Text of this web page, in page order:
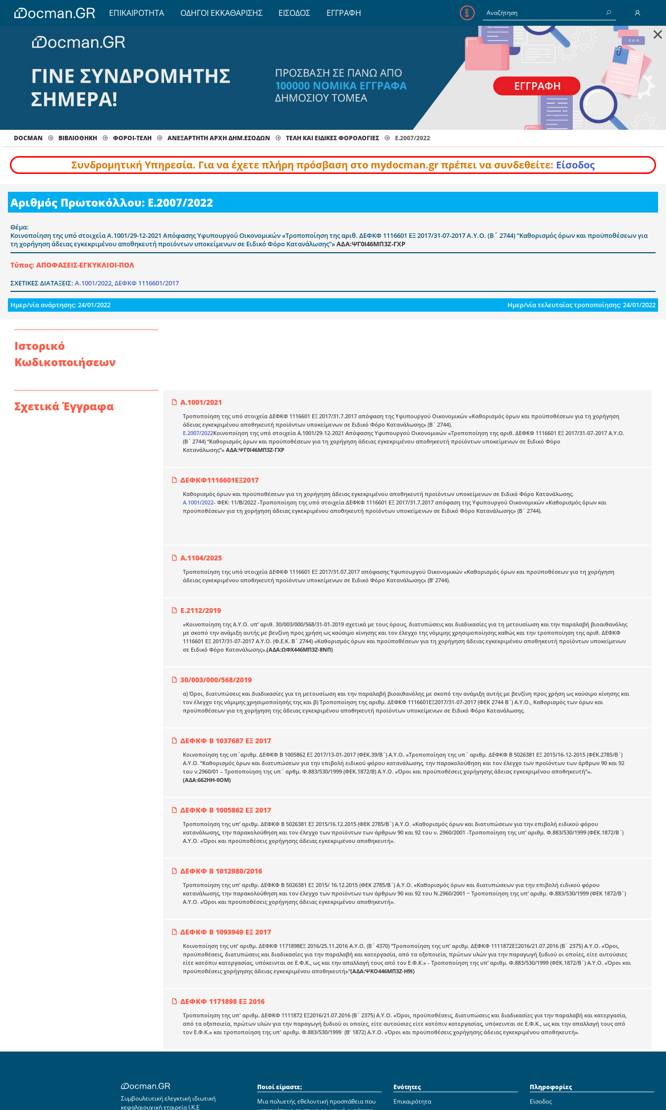
ΕΠΙΚΑΙΡΟΤΗΤΑ ΟΔΗΓΟΙ ΕΚΚΑΘΑΡΙΣΗΣ ΕΙΣΟΔΟΣ ΕΓΓΡΑΦΗ
E-Mail
Κωδικός
Να με θυμάσαι
×
DOCMAN ΒΙΒΛΙΟΘΗΚΗ ΦΟΡΟΙ-ΤΕΛΗ ΑΝΕΞΑΡΤΗΤΗ ΑΡΧΗ ΔΗΜ.ΕΣΟΔΩΝ ΤΈΛΗ ΚΑΙ ΕΙΔΙΚΈΣ ΦΟΡΟΛΟΓΊΕΣ Ε.2007/2022
Συνδρομητική Υπηρεσία. Για να έχετε πλήρη πρόσβαση στο mydocman.gr πρέπει να συνδεθείτε: Είσοδος
Αριθμός Πρωτοκόλλου: Ε.2007/2022
Θέμα:
Κοινοποίηση της υπό στοιχεία Α.1001/29-12-2021 Απόφασης Υφυπουργού Οικονομικών «Τροποποίηση της αριθ. ΔΕΦΚΦ 1116601 ΕΞ 2017/31-07-2017 Α.Υ.Ο. (Β΄ 2744) “Καθορισμός όρων και προϋποθέσεων για
τη χορήγηση άδειας εγκεκριμένου αποθηκευτή προϊόντων υποκείμενων σε Ειδικό Φόρο Κατανάλωσης”»ΑΔΑ:ΨΓ0Ι46ΜΠ3Ζ-ΓΧΡ
Τύπος: ΑΠΟΦΑΣΕΙΣ-ΕΓΚΥΚΛΙΟΙ-ΠΟΛ
ΣΧΕΤΙΚΕΣ ΔΙΑΤΑΞΕΙΣ: Α.1001/2022 ΔΕΦΚΦ 1116601/2017
Ημερ/νία ανάρτησης: 24/01/2022 Ημερ/νία τελευταίας τροποποίησης: 24/01/2022
Ιστορικό
Κωδικοποιήσεων
Σχετικά Έγγραφα Α.1001/2021
Τροποποίηση της υπό στοιχεία ΔΕΦΚΦ 1116601 ΕΞ 2017/31.7.2017 απόφαση της Υφυπουργού Οικονομικών «Καθορισμός όρων και προϋποθέσεων για τη χορήγηση
άδειας εγκεκριμένου αποθηκευτή προϊόντων υποκείμενων σε Ειδικό Φόρο Κατανάλωσης» (Β΄ 2744).
Ε.2007/2022Κοινοποίηση της υπό στοιχεία Α.1001/29-12-2021 Απόφασης Υφυπουργού Οικονομικών «Τροποποίηση της αριθ. ΔΕΦΚΦ 1116601 ΕΞ 2017/31-07-2017 Α.Υ.Ο.
(Β΄ 2744) “Καθορισμός όρων και προϋποθέσεων για τη χορήγηση άδειας εγκεκριμένου αποθηκευτή προϊόντων υποκείμενων σε Ειδικό Φόρο
Κατανάλωσης”» ΑΔΑ:ΨΓ0Ι46ΜΠ3Ζ-ΓΧΡ
ΔΕΦΚΦ1116601ΕΞ2017
Καθορισμός όρων και προϋποθέσεων για τη χορήγηση άδειας εγκεκριμένου αποθηκευτή προϊόντων υποκείμενων σε Ειδικό Φόρο Κατανάλωσης.
Α.1001/2022- ΦΕΚ: 11/Β/2022 -Τροποποίηση της υπό στοιχεία ΔΕΦΚΦ 1116601 ΕΞ 2017/31.7.2017 απόφαση της Υφυπουργού Οικονομικών «Καθορισμός όρων και
προϋποθέσεων για τη χορήγηση άδειας εγκεκριμένου αποθηκευτή προϊόντων υποκείμενων σε Ειδικό Φόρο Κατανάλωσης» (Β΄ 2744).
Α.1104/2025
Τροποποίηση της υπό στοιχεία ΔΕΦΚΦ 1116601 ΕΞ 2017/31.07.2017 απόφασης Υφυπουργού Οικονομικών «Καθορισμός όρων και προϋποθέσεων για τη χορήγηση
άδειας εγκεκριμένου αποθηκευτή προϊόντων υποκείμενων σε Ειδικό Φόρο Κατανάλωσης» (Β’ 2744).
Ε.2112/2019
«Κοινοποίηση της Α.Υ.Ο. υπ’ αριθ. 30/003/000/568/31-01-2019 σχετικά με τους όρους, διατυπώσεις και διαδικασίες για τη μετουσίωση και την παραλαβή βιοαιθανόλης
με σκοπό την ανάμιξη αυτής με βενζίνη προς χρήση ως καύσιμο κίνησης και τον έλεγχο της νόμιμης χρησιμοποίησης καθώς και την τροποποίηση της αριθ. ΔΕΦΚΦ
1116601 ΕΞ 2017/31-07-2017 Α.Υ.Ο. (Φ.Ε.Κ. Β΄ 2744) «Καθορισμός όρων και προϋποθέσεων για τη χορήγηση άδειας εγκεκριμένου αποθηκευτή προϊόντων υποκείμενων
σε Ειδικό Φόρο Κατανάλωσης».(ΑΔΑ:ΩΦΧ446ΜΠ3Ζ-8ΝΠ)
30/003/000/568/2019
α) Όροι, διατυπώσεις και διαδικασίες για τη μετουσίωση και την παραλαβή βιοαιθανόλης με σκοπό την ανάμιξη αυτής με βενζίνη προς χρήση ως καύσιμο κίνησης και
τον έλεγχο της νόμιμης χρησιμοποίησής της και β) Τροποποίηση της αριθμ. ΔΕΦΚΦ 1116601ΕΞ2017/31-07-2017 (ΦΕΚ 2744 Β΄) Α.Υ.Ο., Καθορισμός των όρων και
προϋποθέσεων για τη χορήγηση της άδειας εγκεκριμένου αποθηκευτή προϊόντων υποκείμενων σε Ειδικό Φόρο Κατανάλωσης.
ΔΕΦΚΦ Β 1037687 ΕΞ 2017
Κοινοποίηση της υπ΄αριθμ. ΔΕΦΚΦ Β 1005862 ΕΞ 2017/13-01-2017 (ΦΕΚ.39/Β΄) Α.Υ.Ο. «Τροποποίηση της υπ΄ αριθμ. ΔΕΦΚΦ Β 5026381 ΕΞ 2015/16-12-2015 (ΦΕΚ.2785/Β΄)
Α.Υ.Ο. “Καθορισμός όρων και διατυπώσεων για την επιβολή ειδικού φόρου κατανάλωσης, την παρακολούθηση και τον έλεγχο των προϊόντων των άρθρων 90 και 92
του ν.2960/01 – Τροποποίηση της υπ΄ αρθμ. Φ.883/530/1999 (ΦΕΚ.1872/Β) Α.Υ.Ο. «Όροι και προϋποθέσεις χορήγησης άδειας εγκεκριμένου αποθηκευτή”».
(ΑΔΑ:662ΗΗ-0ΟΜ)
ΔΕΦΚΦ Β 1005862 ΕΞ 2017
Τροποποίηση της υπ’ αριθμ. ΔΕΦΚΦ Β 5026381 ΕΞ 2015/16.12.2015 (ΦΕΚ 2785/Β΄) Α.Υ.Ο. «Καθορισμός όρων και διατυπώσεων για την επιβολή ειδικού φόρου
κατανάλωσης, την παρακολούθηση και τον έλεγχο των προϊόντων των άρθρων 90 και 92 του ν. 2960/2001 -Τροποποίηση της υπ’ αριθμ. Φ.883/530/1999 (ΦΕΚ.1872/Β΄)
Α.Υ.Ο. «Όροι και προϋποθέσεις χορήγησης άδειας εγκεκριμένου αποθηκευτή».
ΔΕΦΚΦ Β 1012980/2016
Τροποποίηση της υπ’ αριθμ. ΔΕΦΚΦ Β 5026381 ΕΞ 2015/ 16.12.2015 (ΦΕΚ 2785/Β΄) Α.Υ.Ο. «Καθορισμός όρων και διατυπώσεων για την επιβολή ειδικού φόρου
κατανάλωσης, την παρακολούθηση και τον έλεγχο των προϊόντων των άρθρων 90 και 92 του Ν.2960/2001 − Τροποποίηση της υπ’ αριθμ. Φ.883/530/1999 (ΦΕΚ 1872/Β΄)
Α.Υ.Ο. «Όροι και προϋποθέσεις χορήγησης άδειας εγκεκριμένου αποθηκευτή».
ΔΕΦΚΦ Β 1093949 ΕΞ 2017
Κοινοποίηση της υπ’ αριθμ. ΔΕΦΚΦ 1171898ΕΞ 2016/25.11.2016 Α.Υ.Ο. (B΄ 4370) “Τροποποίηση της υπ’ αριθμ. ΔΕΦΚΦ 1111872ΕΞ2016/21.07.2016 (Β΄ 2375) Α.Υ.Ο. «Όροι,
προϋποθέσεις, διατυπώσεις και διαδικασίες για την παραλαβή και κατεργασία, από τα οξοποιεία, πρώτων υλών για την παραγωγή ξυδιού οι οποίες, είτε αυτούσιες
είτε κατόπιν κατεργασίας, υπόκεινται σε Ε.Φ.Κ., ως και την απαλλαγή τους από τον Ε.Φ.Κ.» - Τροποποίηση της υπ’ αριθμ. Φ.883/530/1999 (ΦΕΚ.1872/Β΄) Α.Υ.Ο. «Όροι και
προϋποθέσεις χορήγησης άδειας εγκεκριμένου αποθηκευτή»”(ΑΔΑ:ΨΚΟ446ΜΠ3Ζ-Η9Ι)
ΔΕΦΚΦ 1171898 ΕΞ 2016
Τροποποίηση της υπ' αριθμ. ΔΕΦΚΦ 1111872 ΕΞ2016/21.07.2016 (Β΄ 2375) Α.Υ.Ο. «Όροι, προϋποθέσεις, διατυπώσεις και διαδικασίες για την παραλαβή και κατεργασία,
από τα οξοποιεία, πρώτων υλών για την παραγωγή ξυδιού οι οποίες, είτε αυτούσιες είτε κατόπιν κατεργασίας, υπόκεινται σε Ε.Φ.Κ., ως και την απαλλαγή τους από
τον Ε.Φ.Κ.» και τροποποίηση της υπ' αριθμ. Φ.883/530/1999 (Β' 1872) Α.Υ.Ο. «Όροι και προϋποθέσεις χορήγησης άδειας εγκεκριμένου αποθηκευτή».
Συμβουλευτική ελεγκτική ιδιωτική
κεφαλαιουχική εταιρεία Ι.Κ.Ε
Ποιοί είμαστε;
Μια πολυετής εθελοντική προσπάθεια που
Ενότητες
Επικαιρότητα
Πληροφορίες
Είσοδος